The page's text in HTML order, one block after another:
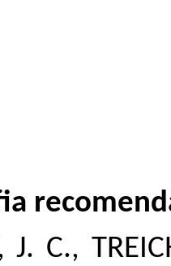
J. C.,